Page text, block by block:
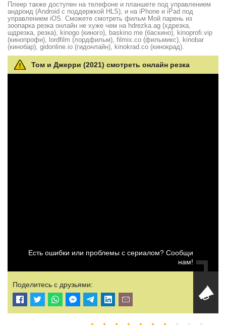
Плеер также доступен на телефоне и планшете под управлением
андроид (Android с поддержкой HLS), и на iPhone и iPad под
управлением iOS. Сможете смотреть фильм Мой парень из
зоопарка резка онлайн не хуже чем на hdrezka.ag (хдрезка,
шдрезка, резка), kinogo (киного), baskino.me (баскино), kinoprofi.vip
(кинопрофи), lordfilm (лордфильм), filmix.co (фильмикс), kinobar
(кинобар), gidonline.io (гидонлайн), kinokrad.сo (кинокрад).
Том и Джерри (2021) смотреть онлайн резка
Есть ошибки или проблемы с сериалом? Сообщи
нам!
Поделитесь с друзьями: